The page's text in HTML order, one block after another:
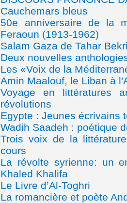
Cauchemars bleus
50e anniversaire de la
Feraoun (1913-1962)
Salam Gaza de Tahar
Deux nouvelles
Les «Voix de la
Amin Maalouf, le Liban à
Voyage en littératures
révolutions
Egypte : Jeunes écrivains
Wadih Saadeh : poétique
Trois voix de la
cours
La révolte syrienne: un
Khaled Khalifa
Le Livre d’Al-Toghri
La romancière et poète